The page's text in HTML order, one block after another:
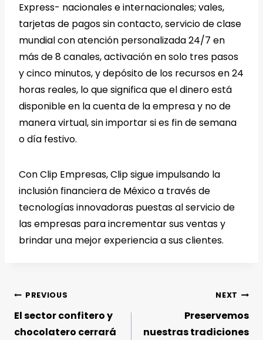
Express- nacionales e internacionales; vales,
tarjetas de pagos sin contacto, servicio de clase
mundial con atención personalizada 24/7 en
más de 8 canales, activación en solo tres pasos
y cinco minutos, y depósito de los recursos en 24
horas reales, lo que significa que el dinero está
disponible en la cuenta de la empresa y no de
manera virtual, sin importar si es fin de semana
o día festivo.
Con Clip Empresas, Clip sigue impulsando la
inclusión financiera de México a través de
tecnologías innovadoras puestas al servicio de
las empresas para incrementar sus ventas y
brindar una mejor experiencia a sus clientes.
PREVIOUS
El sector confitero y
chocolatero cerrará
NEXT
Preservemos
nuestras tradiciones